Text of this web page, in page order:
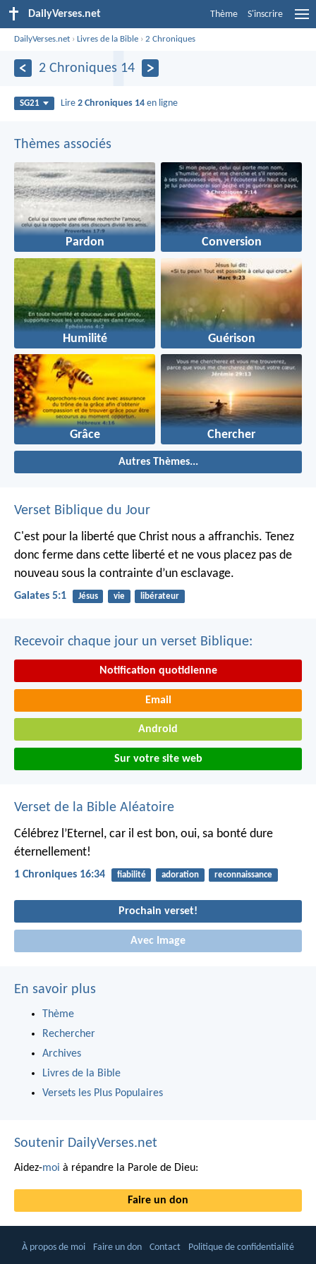
DailyVerses.net Thème S'inscrire
DailyVerses.net ›Livres de la Bible ›2 Chroniques
2 Chroniques 14
SG21 Lire2 Chroniques 14 en ligne
Thèmes associés
Pardon Conversion
Humilité Guérison
Grâce Chercher
Autres Thèmes...
Verset Biblique du Jour
C'est pour la liberté que Christ nous a affranchis. Tenez
donc ferme dans cette liberté et ne vous placez pas de
nouveau sous la contrainte d’un esclavage.
Galates 5:1 Jésus vie libérateur
Recevoir chaque jour un verset Biblique:
Notification quotidienne
Email
Android
Sur votre site web
Verset de la Bible Aléatoire
Célébrez l’Eternel, car il est bon, oui, sa bonté dure
éternellement!
1 Chroniques 16:34 fiabilité adoration reconnaissance
Prochain verset!
Avec Image
En savoir plus
Thème
Rechercher
Archives
Livres de la Bible
Versets les Plus Populaires
Soutenir DailyVerses.net
Aidez-moi à répandre la Parole de Dieu:
Faire un don
À propos de moi Faire un don Contact Politique de confidentialité